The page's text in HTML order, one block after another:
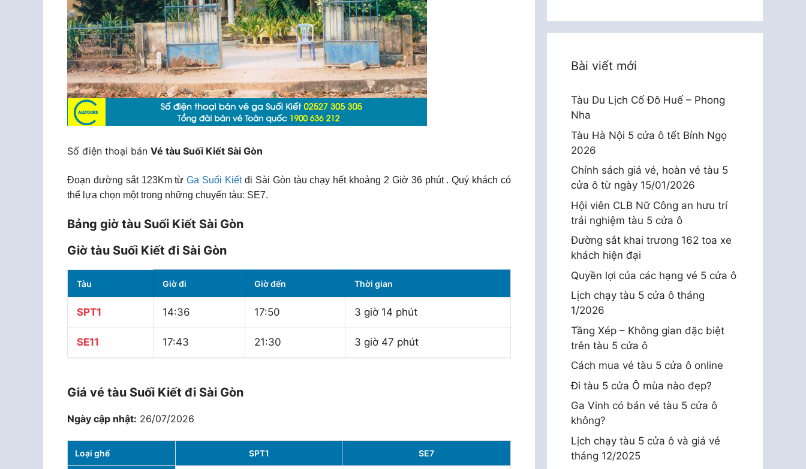
Số điện thoại bán Vé tàu Suối Kiết Sài Gòn
Đoạn đường sắt 123Km từGa Suối Kiếtđi Sài Gòn tàu chạy hết khoảng 2 Giờ 36 phút . Quý khách có
thể lựa chọn một trong những chuyến tàu: SE7.
Bảng giờ tàu Suối Kiết Sài Gòn
Giờ tàu Suối Kiết đi Sài Gòn
Tàu Giờ đi Giờ đến Thời gian
SPT1 14:36 17:50 3 giờ 14 phút
SE11 17:43 21:30 3 giờ 47 phút
Giá vé tàu Suối Kiết đi Sài Gòn
Ngày cập nhật: 26/07/2026
Loại ghế SPT1 SE7
Bài viết mới
Tàu Du Lịch Cố Đô Huế – Phong
Nha
Tàu Hà Nội 5 cửa ô tết Bính Ngọ
2026
Chính sách giá vé, hoàn vé tàu 5
cửa ô từ ngày 15/01/2026
Hội viên CLB Nữ Công an hưu trí
trải nghiệm tàu 5 cửa ô
Đường sắt khai trương 162 toa xe
khách hiện đại
Quyền lợi của các hạng vé 5 cửa ô
Lịch chạy tàu 5 cửa ô tháng
1/2026
Tầng Xép – Không gian đặc biệt
trên tàu 5 cửa ô
Cách mua vé tàu 5 cửa ô online
Đi tàu 5 cửa Ô mùa nào đẹp?
Ga Vinh có bán vé tàu 5 cửa ô
không?
Lịch chạy tàu 5 cửa ô và giá vé
tháng 12/2025